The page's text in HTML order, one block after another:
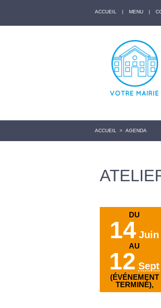
ACCUEIL | MENU |
ACCUEIL > AGENDA
DU
14 Juin
AU
12 Sept
(ÉVÉNEMENT
TERMINÉ),